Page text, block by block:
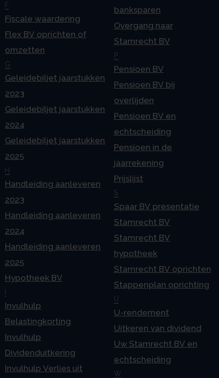
F
Fiscale waardering
Flex BV oprichten of
omzetten
G
Geleidebiljet jaarstukken
2023
Geleidebiljet jaarstukken
2024
Geleidebiljet jaarstukken
2025
H
Handleiding aanleveren
2023
Handleiding aanleveren
2024
Handleiding aanleveren
2025
Hypotheek BV
Invulhulp
Belastingkorting
Invulhulp
Dividenduitkering
Invulhulp Verlies uit
banksparen
Overgang naar
Stamrecht BV
P
Pensioen BV
Pensioen BV bij
overlijden
Pensioen BV en
echtscheiding
Pensioen in de
jaarrekening
Prijslijst
S
Spaar BV presentatie
Stamrecht BV
Stamrecht BV
hypotheek
Stamrecht BV oprichten
Stappenplan oprichting
U
U-rendement
Uitkeren van dividend
Uw Stamrecht BV en
echtscheiding
W